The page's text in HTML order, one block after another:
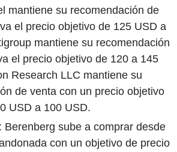
mantiene su recomendación de
el precio objetivo de 125 USD a
mantiene su recomendación
el precio objetivo de 120 a 145
Research LLC mantiene su
de venta con un precio objetivo
USD a 100 USD.
: Berenberg sube a comprar desde
con un objetivo de precio